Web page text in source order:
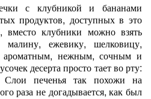
с клубникой и бананами
продуктов, доступных в это
клубники можно взять
ежевику, шелковицу,
ароматным, нежным, сочным и
десерта просто тает во рту:
Слои печенья так похожи на
раза не догадывается, как был